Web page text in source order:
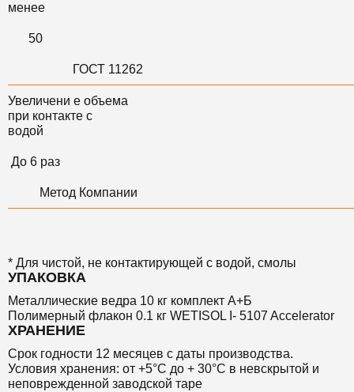
менее
50
ГОСТ 11262
Увеличени е объема
при контакте с
водой
До 6 раз
Метод Компании
* Для чистой, не контактирующей с водой, смолы
УПАКОВКА
Металлические ведра 10 кг комплект А+Б
Полимерный флакон 0.1 кг WETISOL I- 5107 Accelerator
ХРАНЕНИЕ
Срок годности 12 месяцев с даты производства.
Условия хранения: от +5°С до + 30°С в невскрытой и
неповрежденной заводской таре